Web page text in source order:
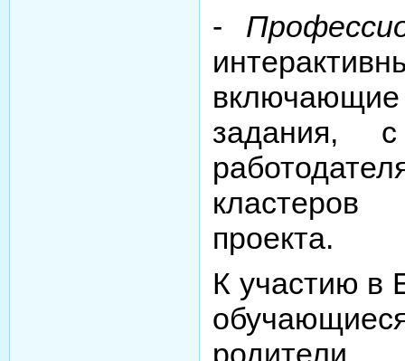
-
задания, с
проекта.
К участию в